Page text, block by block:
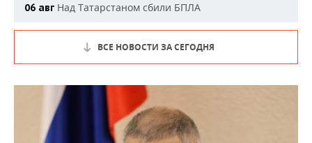
06 авг Над Татарстаном сбили БПЛА
ВСЕ НОВОСТИ ЗА СЕГОДНЯ